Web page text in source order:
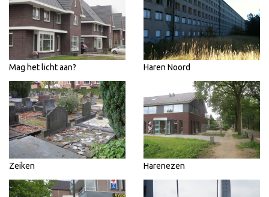
Mag het licht aan? Haren Noord
Zeiken Harenezen